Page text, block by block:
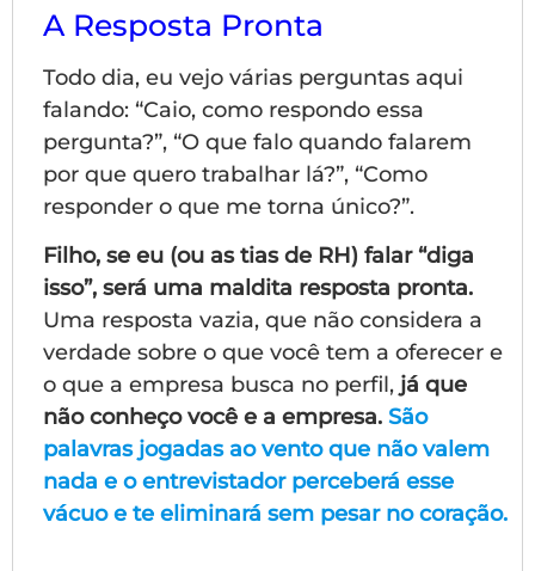
A Resposta Pronta
Todo dia, eu vejo várias perguntas aqui
falando: “Caio, como respondo essa
pergunta?”, “O que falo quando falarem
por que quero trabalhar lá?”, “Como
responder o que me torna único?”.
Filho, se eu (ou as tias de RH) falar “diga
isso”, será uma maldita resposta pronta.
Uma resposta vazia, que não considera a
verdade sobre o que você tem a oferecer e
o que a empresa busca no perfil, já que
não conheço você e a empresa. São
palavras jogadas ao vento que não valem
nada e o entrevistador perceberá esse
vácuo e te eliminará sem pesar no coração.